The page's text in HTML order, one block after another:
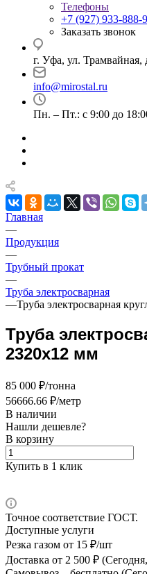
Телефоны
+7 (927) 933-888-9
Заказать звонок
г. Уфа, ул. Трамвайная,
info@mirostal.ru
Пн. – Пт.: с 9:00 до
Главная
—
Продукция
—
Трубный прокат
—
Труба электросварная
—Труба электросварная
Труба
2320х12 мм
85 000 ₽/тонна
56666.66 ₽/метр
В наличии
Нашли дешевле?
В корзину
Купить в 1 клик
Точное соответствие ГОСТ.
Доступные услуги
Резка газом от 15 ₽/шт
Доставка от 2 500 ₽